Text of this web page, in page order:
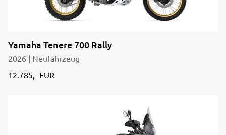
Yamaha Tenere 700 Rally
2026 | Neufahrzeug
12.785,- EUR